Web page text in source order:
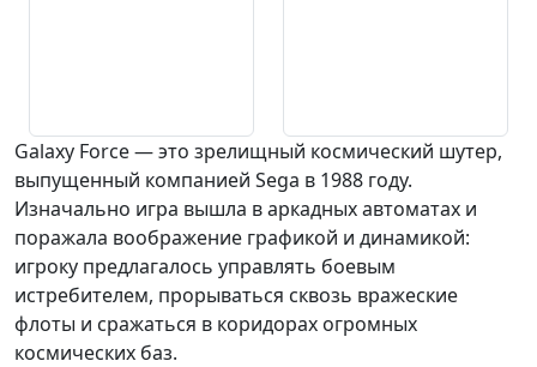
Galaxy Force — это зрелищный космический шутер,
выпущенный компанией Sega в 1988 году.
Изначально игра вышла в аркадных автоматах и
поражала воображение графикой и динамикой:
игроку предлагалось управлять боевым
истребителем, прорываться сквозь вражеские
флоты и сражаться в коридорах огромных
космических баз.